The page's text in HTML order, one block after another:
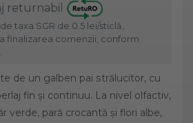
returnabil
taxa SGR de 0.5 lei/sticlă,
finalizarea comenzii, conform
de un galben pai strălucitor, cu
fin și continuu. La nivel olfactiv,
verde, pară crocantă și flori albe,